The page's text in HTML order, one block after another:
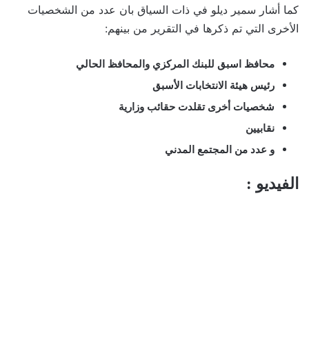
كما أشار سمير ديلو في ذات السياق بان عدد من الشخصيات
الأخرى التي تم ذكرها في التقرير من بينهم:
محافظ اسبق للبنك المركزي والمحافظ الحالي
رئيس هيئة الانتخابات الأسبق
شخصيات أخرى تقلدت حقائب وزارية
نقابيين
و عدد من المجتمع المدني
الفيديو :